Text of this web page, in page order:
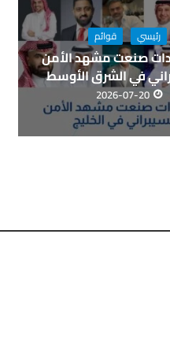
رئيسي قوائم
صنعت مشهد الأمن
في الشرق الأوسط
2026-07-20